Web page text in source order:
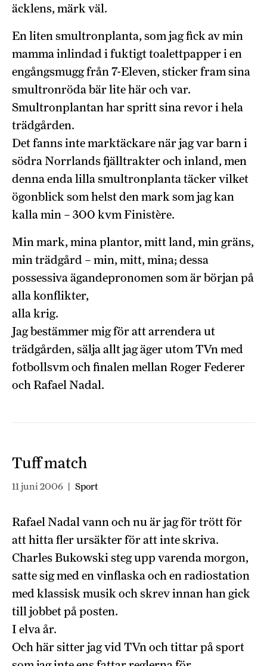
äcklens, märk väl.
En liten smultronplanta, som jag fick av min
mamma inlindad i fuktigt toalettpapper i en
engångsmugg från 7-Eleven, sticker fram sina
smultronröda bär lite här och var.
Smultronplantan har spritt sina revor i hela
trädgården.
Det fanns inte marktäckare när jag var barn i
södra Norrlands fjälltrakter och inland, men
denna enda lilla smultronplanta täcker vilket
ögonblick som helst den mark som jag kan
kalla min – 300 kvm Finistère.
Min mark, mina plantor, mitt land, min gräns,
min trädgård – min, mitt, mina; dessa
possessiva ägandepronomen som är början på
alla konflikter,
alla krig.
Jag bestämmer mig för att arrendera ut
trädgården, sälja allt jag äger utom TVn med
fotbollsvm och finalen mellan Roger Federer
och Rafael Nadal.
Tuff match
11 juni 2006 | Sport
Rafael Nadal vann och nu är jag för trött för
att hitta fler ursäkter för att inte skriva.
Charles Bukowski steg upp varenda morgon,
satte sig med en vinflaska och en radiostation
med klassisk musik och skrev innan han gick
till jobbet på posten.
I elva år.
Och här sitter jag vid TVn och tittar på sport